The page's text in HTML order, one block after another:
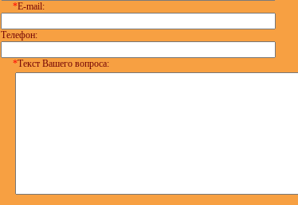
*E-mail:
Телефон:
*Текст Вашего вопроса: